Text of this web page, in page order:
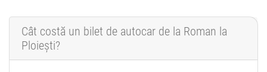
Cât costă un bilet de autocar de la Roman la
Ploiești?